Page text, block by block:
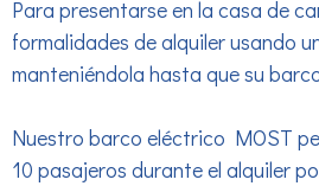
Para presentarse en la casa de
formalidades de alquiler usando
manteniéndola hasta que su
Nuestro barco eléctrico MOST
10 pasajeros durante el alquiler